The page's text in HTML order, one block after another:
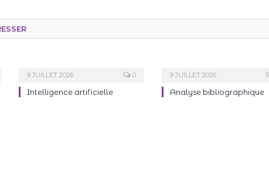
9 JUILLET 2026 0
Intelligence artificielle
9 JUILLET 2026
Analyse bibliographique